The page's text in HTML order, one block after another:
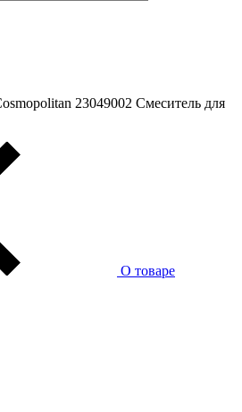
23049002 Смеситель для
О товаре